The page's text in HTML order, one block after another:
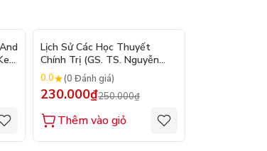
Lịch Sử Các Học Thuyết
Chính Trị (GS. TS. Nguyễn
Đăng Dung)
0.0 (0 Đánh giá)
230.000₫250.000₫
Thêm vào giỏ